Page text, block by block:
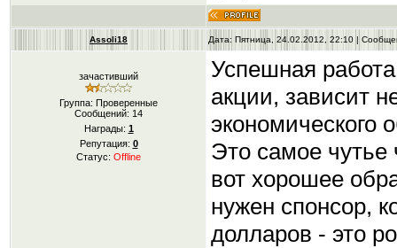
Assoli18 Дата: Пятница, 24.02.2012, 22:10 |
зачастивший
Группа: Проверенные
Сообщений: 14
Награды: 1
Репутация: 0
Статус: Offline
Успешная
акции, зависит
экономического
Это самое чутье
вот хорошее
нужен спонсор,
долларов - это